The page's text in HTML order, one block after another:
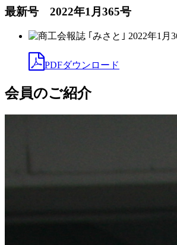
最新号 2022年1月365号
PDFダウンロード
会員のご紹介